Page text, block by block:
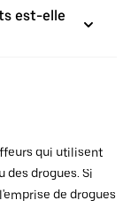
est-elle
qui utilisent
drogues. Si
de drogues